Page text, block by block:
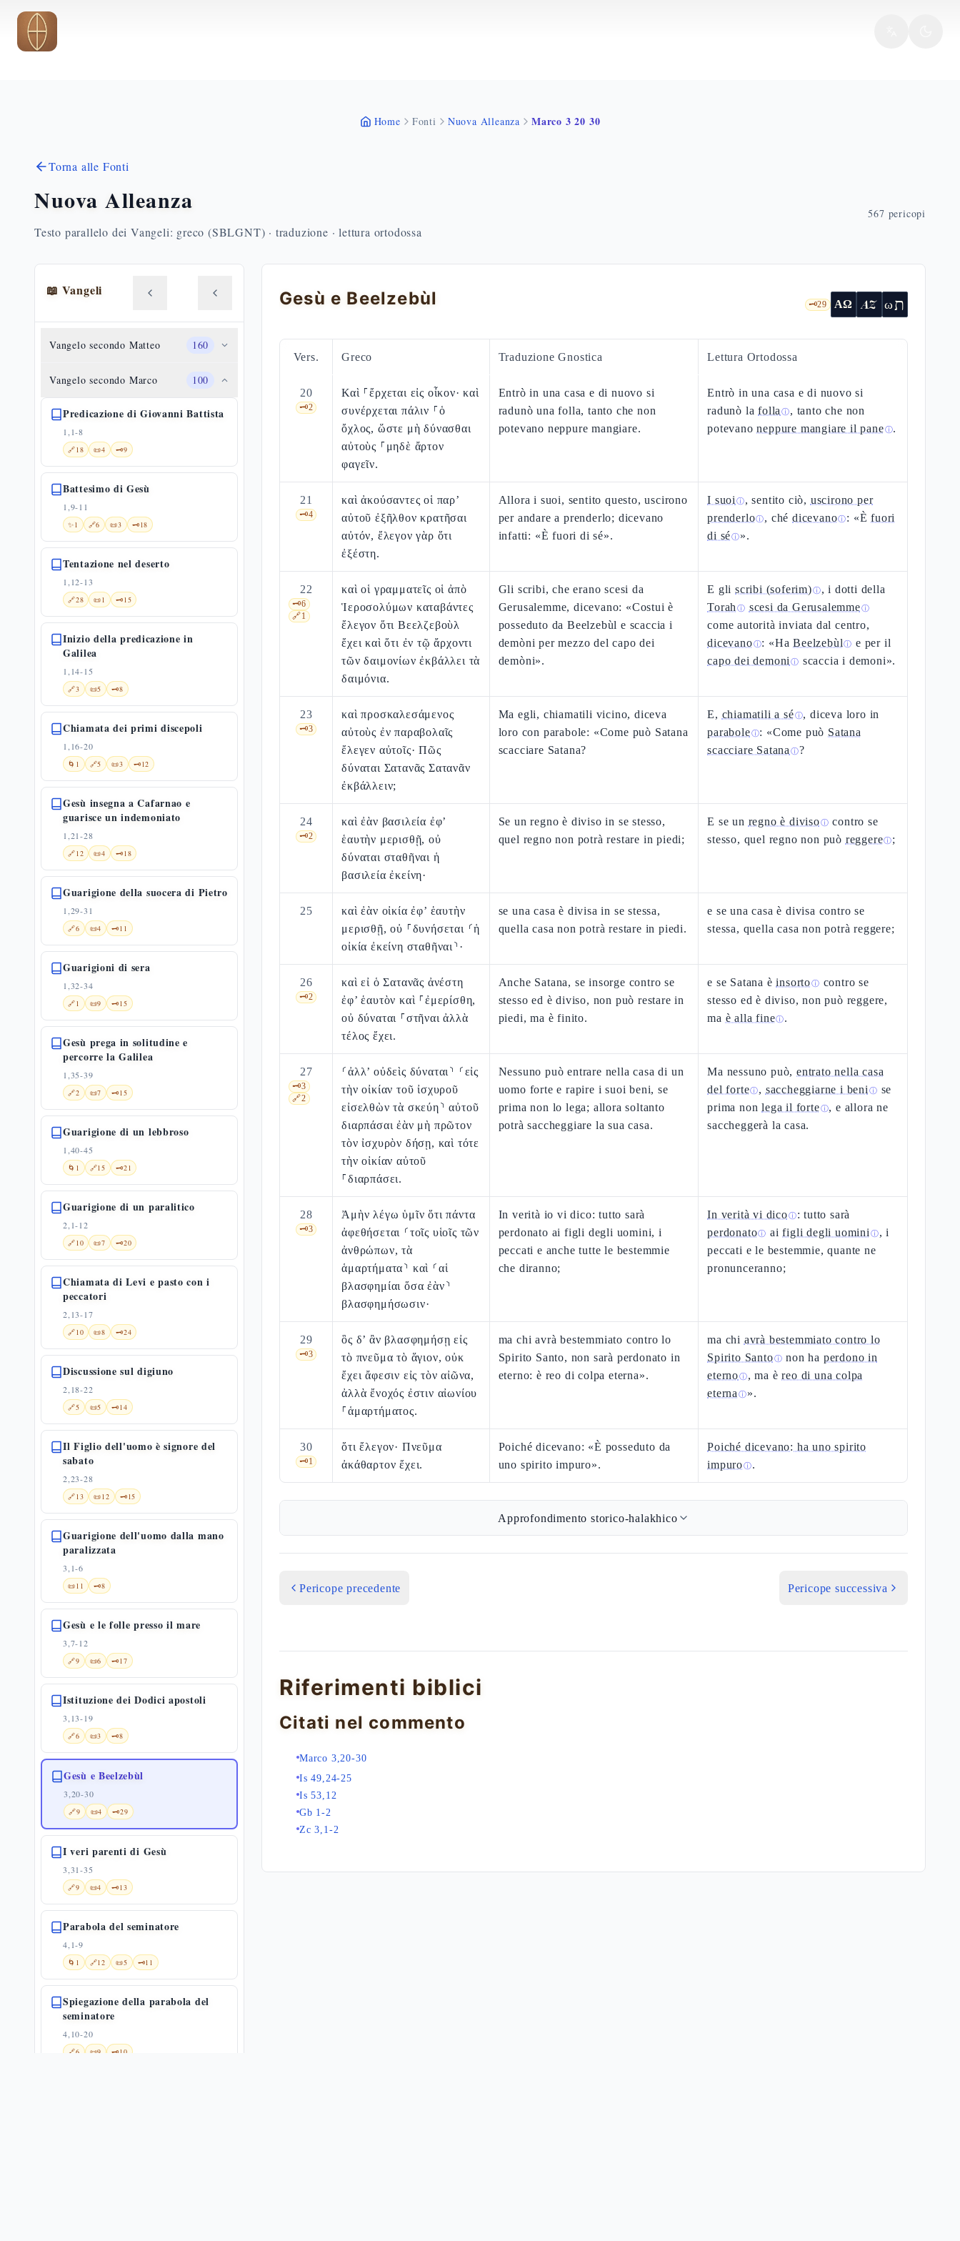
Vai al contenuto principale
Home Fonti Nuova Alleanza Marco 3 20 30
Torna alle Fonti
Nuova Alleanza
Testo parallelo dei Vangeli: greco (SBLGNT) · traduzione · lettura ortodossa
567 pericopi
📖 Vangeli
Vangelo secondo Matteo 160
Vangelo secondo Marco 100
Predicazione di Giovanni Battista
1,1-8
🔗18 📜4 🗝️9
Battesimo di Gesù
1,9-11
✨1 🔗6 📜3 🗝️18
Tentazione nel deserto
1,12-13
🔗28 📜1 🗝️15
Inizio della predicazione in
Galilea
1,14-15
🔗3 📜5 🗝️8
Chiamata dei primi discepoli
1,16-20
🌀 1 🔗5 📜3 🗝️12
Gesù insegna a Cafarnao e
guarisce un indemoniato
1,21-28
🔗12 📜4 🗝️18
Guarigione della suocera di Pietro
1,29-31
🔗6 📜4 🗝️11
Guarigioni di sera
1,32-34
🔗1 📜9 🗝️15
Gesù prega in solitudine e
percorre la Galilea
1,35-39
🔗2 📜7 🗝️15
Guarigione di un lebbroso
1,40-45
🌀 1 🔗15 🗝️21
Guarigione di un paralitico
2,1-12
🔗10 📜7 🗝️20
Chiamata di Levi e pasto con i
peccatori
2,13-17
🔗10 📜8 🗝️24
Discussione sul digiuno
2,18-22
🔗5 📜5 🗝️14
Il Figlio dell'uomo è signore del
sabato
2,23-28
🔗13 📜12 🗝️15
Guarigione dell'uomo dalla mano
paralizzata
3,1-6
📜11 🗝️8
Gesù e le folle presso il mare
3,7-12
🔗9 📜6 🗝️17
Istituzione dei Dodici apostoli
3,13-19
🔗6 📜3 🗝️8
Gesù e Beelzebùl
3,20-30
🔗9 📜4 🗝️29
I veri parenti di Gesù
3,31-35
🔗9 📜4 🗝️13
Parabola del seminatore
4,1-9
🌀 1 🔗12 📜5 🗝️11
Spiegazione della parabola del
seminatore
4,10-20
🔗6 📜9 🗝️10
Gesù e Beelzebùl 🗝️29 ΑΩ AZ ωת
Vers. Greco Traduzione Gnostica Lettura Ortodossa
20
🗝️2
Καὶ ⸀ἔρχεται εἰς οἶκον· καὶ
συνέρχεται πάλιν ⸀ὁ
ὄχλος, ὥστε μὴ δύνασθαι
αὐτοὺς ⸀μηδὲ ἄρτον
φαγεῖν.
Entrò in una casa e di nuovo si
radunò una folla, tanto che non
potevano neppure mangiare.
Entrò in una casa e di nuovo si
radunò lafolla ⓘ, tanto che non
potevanoneppure mangiare il paneⓘ.
21
🗝️4
καὶ ἀκούσαντες οἱ παρ’
αὐτοῦ ἐξῆλθον κρατῆσαι
αὐτόν, ἔλεγον γὰρ ὅτι
ἐξέστη.
Allora i suoi, sentito questo, uscirono
per andare a prenderlo; dicevano
infatti: «È fuori di sé».
I suoi ⓘ, sentito ciò, uscirono per
prenderloⓘ, chédicevanoⓘ: «Èfuori
di séⓘ».
22
🗝️6
🔗1
καὶ οἱ γραμματεῖς οἱ ἀπὸ
Ἱεροσολύμων καταβάντες
ἔλεγον ὅτι Βεελζεβοὺλ
ἔχει καὶ ὅτι ἐν τῷ ἄρχοντι
τῶν δαιμονίων ἐκβάλλει τὰ
δαιμόνια.
Gli scribi, che erano scesi da
Gerusalemme, dicevano: «Costui è
posseduto da Beelzebùl e scaccia i
demòni per mezzo del capo dei
demòni».
E gliscribi (soferim)ⓘ, i dotti della
Torah ⓘ scesi da Gerusalemmeⓘ
come autorità inviata dal centro,
dicevanoⓘ: «HaBeelzebùl ⓘ e per il
capo dei demoni ⓘ scaccia i demoni».
23
🗝️3
καὶ προσκαλεσάμενος
αὐτοὺς ἐν παραβολαῖς
ἔλεγεν αὐτοῖς· Πῶς
δύναται Σατανᾶς Σατανᾶν
ἐκβάλλειν;
Ma egli, chiamatili vicino, diceva
loro con parabole: «Come può Satana
scacciare Satana?
E, chiamatili a séⓘ, diceva loro in
paraboleⓘ: «Come può Satana
scacciare Satana ⓘ?
24
🗝️2
καὶ ἐὰν βασιλεία ἐφ’
ἑαυτὴν μερισθῇ, οὐ
δύναται σταθῆναι ἡ
βασιλεία ἐκείνη·
Se un regno è diviso in se stesso,
quel regno non potrà restare in piedi;
E se un regno è divisoⓘ contro se
stesso, quel regno non può reggereⓘ;
25
καὶ ἐὰν οἰκία ἐφ’ ἑαυτὴν
μερισθῇ, οὐ ⸀δυνήσεται ⸂ἡ
οἰκία ἐκείνη σταθῆναι⸃·
se una casa è divisa in se stessa,
quella casa non potrà restare in piedi.
e se una casa è divisa contro se
stessa, quella casa non potrà reggere;
26
🗝️2
καὶ εἰ ὁ Σατανᾶς ἀνέστη
ἐφ’ ἑαυτὸν καὶ ⸀ἐμερίσθη,
οὐ δύναται ⸀στῆναι ἀλλὰ
τέλος ἔχει.
Anche Satana, se insorge contro se
stesso ed è diviso, non può restare in
piedi, ma è finito.
e se Satana èinsortoⓘ contro se
stesso ed è diviso, non può reggere,
ma è alla fineⓘ.
27
🗝️3
🔗2
⸂ἀλλ’ οὐδεὶς δύναται⸃ ⸂εἰς
τὴν οἰκίαν τοῦ ἰσχυροῦ
εἰσελθὼν τὰ σκεύη⸃ αὐτοῦ
διαρπάσαι ἐὰν μὴ πρῶτον
τὸν ἰσχυρὸν δήσῃ, καὶ τότε
τὴν οἰκίαν αὐτοῦ
⸀διαρπάσει.
Nessuno può entrare nella casa di un
uomo forte e rapire i suoi beni, se
prima non lo lega; allora soltanto
potrà saccheggiare la sua casa.
Ma nessuno può,entrato nella casa
del forteⓘ, saccheggiarne i beni ⓘ se
prima nonlega il forteⓘ, e allora ne
saccheggerà la casa.
28
🗝️3
Ἀμὴν λέγω ὑμῖν ὅτι πάντα
ἀφεθήσεται ⸂τοῖς υἱοῖς τῶν
ἀνθρώπων, τὰ
ἁμαρτήματα⸃ καὶ ⸂αἱ
βλασφημίαι ὅσα ἐὰν⸃
βλασφημήσωσιν·
In verità io vi dico: tutto sarà
perdonato ai figli degli uomini, i
peccati e anche tutte le bestemmie
che diranno;
In verità vi dicoⓘ: tutto sarà
perdonatoⓘ aifigli degli uomini ⓘ, i
peccati e le bestemmie, quante ne
pronunceranno;
29
🗝️3
ὃς δ’ ἂν βλασφημήσῃ εἰς
τὸ πνεῦμα τὸ ἅγιον, οὐκ
ἔχει ἄφεσιν εἰς τὸν αἰῶνα,
ἀλλὰ ἔνοχός ἐστιν αἰωνίου
⸀ἁμαρτήματος.
ma chi avrà bestemmiato contro lo
Spirito Santo, non sarà perdonato in
eterno: è reo di colpa eterna».
ma chi avrà bestemmiato contro lo
Spirito Santoⓘ non ha perdono in
eternoⓘ, ma èreo di una colpa
eterna ⓘ».
30
🗝️1
ὅτι ἔλεγον· Πνεῦμα
ἀκάθαρτον ἔχει.
Poiché dicevano: «È posseduto da
uno spirito impuro».
Poiché dicevano: ha uno spirito
impuroⓘ.
Approfondimento storico-halakhico
Pericope precedente Pericope successiva
Riferimenti biblici
Citati nel commento
Marco 3,20-30
Is 49,24-25
Is 53,12
Gb 1-2
Zc 3,1-2